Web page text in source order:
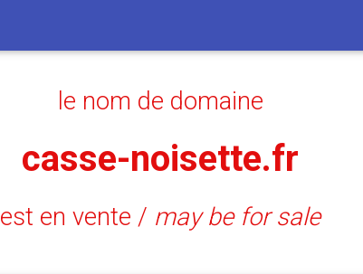
le nom de domaine
casse-noisette.fr
est en vente / may be for sale